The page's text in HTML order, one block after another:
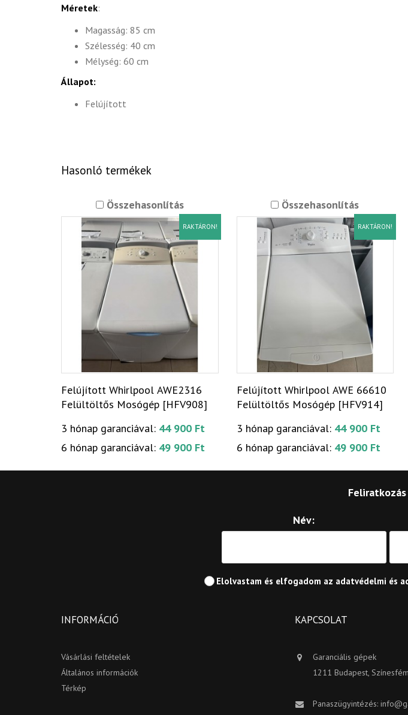
Méretek:
Magasság: 85 cm
Szélesség: 40 cm
Mélység: 60 cm
Állapot:
Felújított
Hasonló termékek
Összehasonlítás
RAKTÁRON!
Felújított Whirlpool AWE2316
Felültöltős Mosógép [HFV908]
3 hónap garanciával: 44 900 Ft
6 hónap garanciával: 49 900 Ft
Összehasonlítás
RAKTÁRON!
Felújított Whirlpool AWE 66610
Felültöltős Mosógép [HFV914]
3 hónap garanciával: 44 900 Ft
6 hónap garanciával: 49 900 Ft
Név:
Elolvastam és elfogadom az adatvédelmi és
INFORMÁCIÓ
Vásárlási feltételek
Általános információk
Térkép
KAPCSOLAT
Garanciális gépek
1211 Budapest,
Panaszügyintézés: